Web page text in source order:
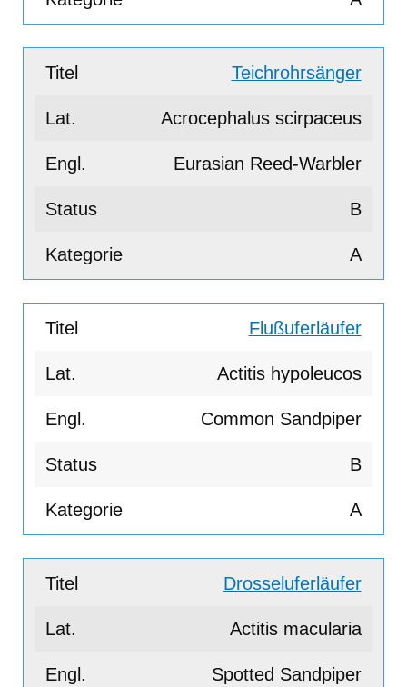
Teichrohrsänger
Acrocephalus scirpaceus
Eurasian Reed-Warbler
B
A
Flußuferläufer
Actitis hypoleucos
Common Sandpiper
B
A
Drosseluferläufer
Actitis macularia
Spotted Sandpiper